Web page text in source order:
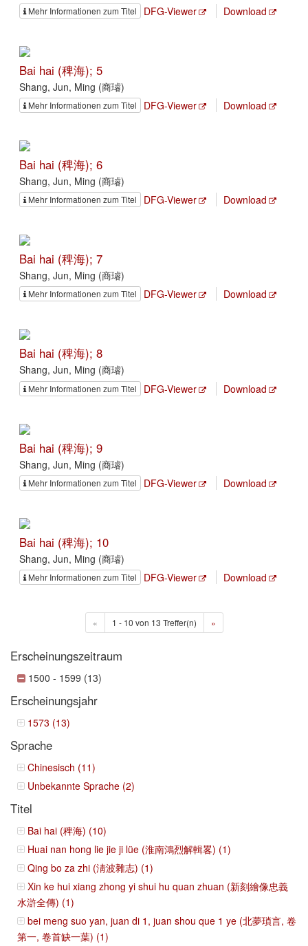
Mehr Informationen zum Titel DFG-Viewer Download
Bai hai (稗海); 5
Shang, Jun, Ming (商璿)
Mehr Informationen zum Titel DFG-Viewer Download
Bai hai (稗海); 6
Shang, Jun, Ming (商璿)
Mehr Informationen zum Titel DFG-Viewer Download
Bai hai (稗海); 7
Shang, Jun, Ming (商璿)
Mehr Informationen zum Titel DFG-Viewer Download
Bai hai (稗海); 8
Shang, Jun, Ming (商璿)
Mehr Informationen zum Titel DFG-Viewer Download
Bai hai (稗海); 9
Shang, Jun, Ming (商璿)
Mehr Informationen zum Titel DFG-Viewer Download
Bai hai (稗海); 10
Shang, Jun, Ming (商璿)
Mehr Informationen zum Titel DFG-Viewer Download
« 1 - 10 von 13 Treffer(n) »
Erscheinungszeitraum
1500 - 1599 (13)
Erscheinungsjahr
1573 (13)
Sprache
Chinesisch (11)
Unbekannte Sprache (2)
Titel
Bai hai (稗海) (10)
Huai nan hong lie jie ji lüe (淮南鴻烈解輯畧) (1)
Qing bo za zhi (淸波雜志) (1)
Xin ke hui xiang zhong yi shui hu quan zhuan (新刻繪像忠義
水滸全傳) (1)
bei meng suo yan, juan di 1, juan shou que 1 ye (北夢瑣言, 卷
第一, 卷首缺一葉) (1)